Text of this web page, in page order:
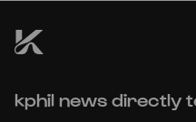
kphil news directly